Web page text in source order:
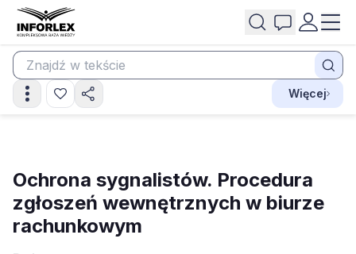
Więcej
Ochrona sygnalistów. Procedura
zgłoszeń wewnętrznych w biurze
rachunkowym